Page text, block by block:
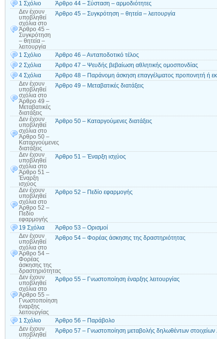
1 Σχόλιο
Άρθρο 44 – Σύσταση – αρμοδιότητες
Δεν έχουν
υποβληθεί
σχόλια στο
Άρθρο 45 –
Συγκρότηση
– θητεία –
λειτουργία
Άρθρο 45 – Συγκρότηση – θητεία – λειτουργία
1 Σχόλιο
Άρθρο 46 – Ανταποδοτικό τέλος
2 Σχόλια
Άρθρο 47 – Ψευδής βεβαίωση αθλητικής ομοσπονδίας
4 Σχόλια
Άρθρο 48 – Παράνομη άσκηση επαγγέλματος προπονητή ή
Δεν έχουν
υποβληθεί
σχόλια στο
Άρθρο 49 –
Μεταβατικές
διατάξεις
Άρθρο 49 – Μεταβατικές διατάξεις
Δεν έχουν
υποβληθεί
σχόλια στο
Άρθρο 50 –
Καταργούμενες
διατάξεις
Άρθρο 50 – Καταργούμενες διατάξεις
Δεν έχουν
υποβληθεί
σχόλια στο
Άρθρο 51 –
Έναρξη
ισχύος
Άρθρο 51 – Έναρξη ισχύος
Δεν έχουν
υποβληθεί
σχόλια στο
Άρθρο 52 –
Πεδίο
εφαρμογής
Άρθρο 52 – Πεδίο εφαρμογής
19 Σχόλια
Άρθρο 53 – Ορισμοί
Δεν έχουν
υποβληθεί
σχόλια στο
Άρθρο 54 –
Φορέας
άσκησης της
δραστηριότητας
Άρθρο 54 – Φορέας άσκησης της δραστηριότητας
Δεν έχουν
υποβληθεί
σχόλια στο
Άρθρο 55 –
Γνωστοποίηση
έναρξης
λειτουργίας
Άρθρο 55 – Γνωστοποίηση έναρξης λειτουργίας
1 Σχόλιο
Άρθρο 56 – Παράβολο
Δεν έχουν
υποβληθεί
Άρθρο 57 – Γνωστοποίηση μεταβολής δηλωθέντων στοιχείων